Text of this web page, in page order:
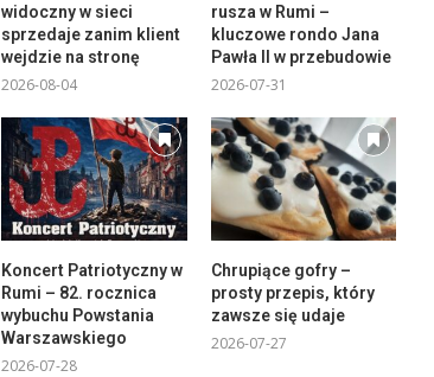
widoczny w sieci
sprzedaje zanim klient
wejdzie na stronę
2026-08-04
rusza w Rumi –
kluczowe rondo Jana
Pawła II w przebudowie
2026-07-31
Koncert Patriotyczny w
Rumi – 82. rocznica
wybuchu Powstania
Warszawskiego
2026-07-28
Chrupiące gofry –
prosty przepis, który
zawsze się udaje
2026-07-27